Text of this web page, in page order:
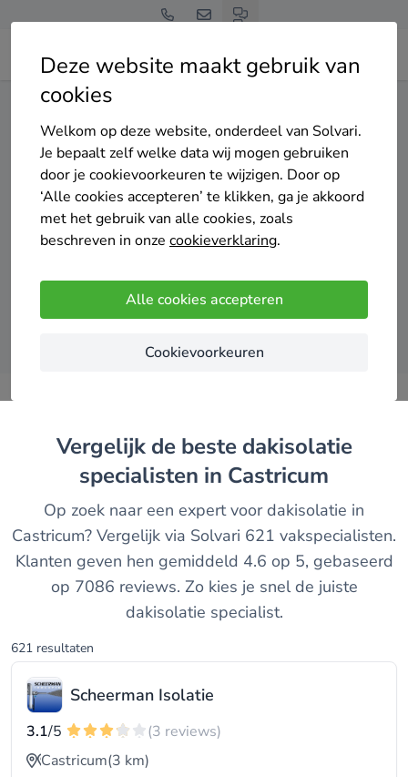
Deze website maakt gebruik van
cookies
Welkom op deze website, onderdeel van Solvari.
Je bepaalt zelf welke data wij mogen gebruiken
door je cookievoorkeuren te wijzigen. Door op
‘Alle cookies accepteren’ te klikken, ga je akkoord
met het gebruik van alle cookies, zoals
beschreven in onze cookieverklaring.
Alle cookies accepteren
Cookievoorkeuren
Home Dakisolatie
Gratis en vrijblijvend
Top 20 dakisolatie
specialisten in Castricum
Vergelijk offertes
Vergelijk de beste dakisolatie
specialisten in Castricum
Op zoek naar een expert voor dakisolatie in
Castricum? Vergelijk via Solvari 621 vakspecialisten.
Klanten geven hen gemiddeld 4.6 op 5, gebaseerd
op 7086 reviews. Zo kies je snel de juiste
dakisolatie specialist.
621 resultaten
Scheerman Isolatie
3.1/5
(3 reviews)
Castricum(3 km)